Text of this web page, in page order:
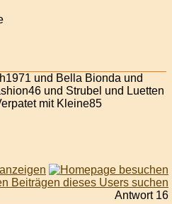
und Bella Bionda und
und Strubel und Luetten
mit Kleine85
Antwort 16